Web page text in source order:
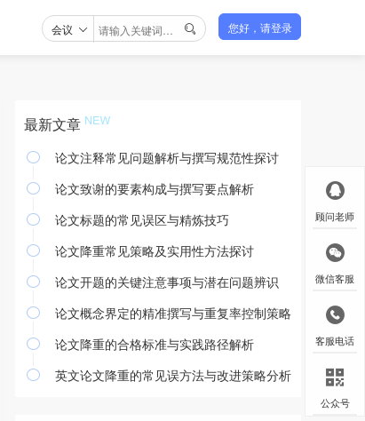
会议  您好，请登录
最新文章
 论文注释常见问题解析与撰写规范性探讨
 论文致谢的要素构成与撰写要点解析
 论文标题的常见误区与精炼技巧
 论文降重常见策略及实用性方法探讨
 论文开题的关键注意事项与潜在问题辨识
 论文概念界定的精准撰写与重复率控制策略
 论文降重的合格标准与实践路径解析
 英文论文降重的常见误方法与改进策略分析
顾问老师
微信客服
客服电话
公众号